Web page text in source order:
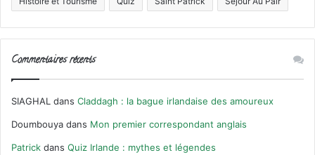
Commentaires récents
SIAGHAL dans Claddagh : la bague irlandaise des amoureux
Doumbouya dans Mon premier correspondant anglais
Patrick dans Quiz Irlande : mythes et légendes